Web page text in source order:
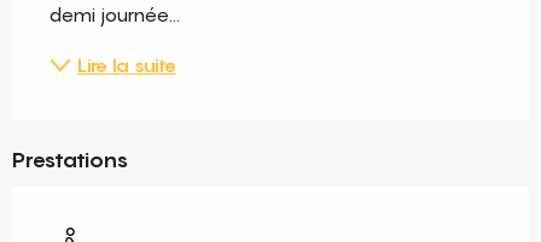
demi journée...
Lire la suite
Prestations